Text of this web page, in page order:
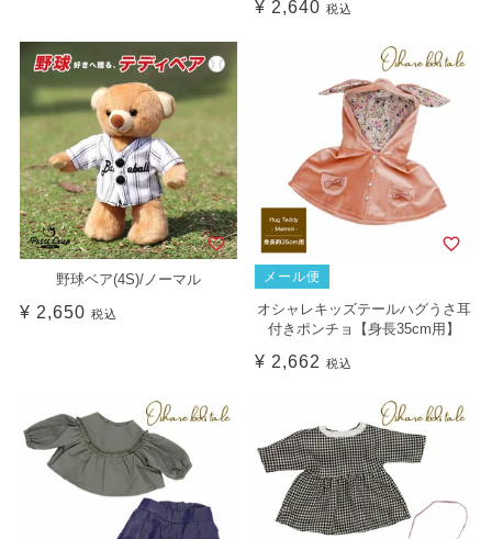
¥ 2,640 税込
野球ベア(4S)/ノーマル
¥ 2,650 税込
メール便
オシャレキッズテールハグうさ耳
付きポンチョ【身長35cm用】
¥ 2,662 税込